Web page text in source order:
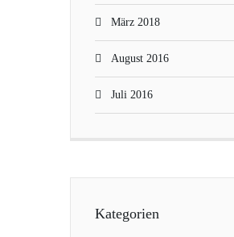
März 2018
August 2016
Juli 2016
Kategorien